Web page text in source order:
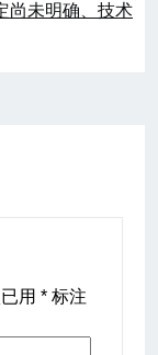
尚未明确、技术
用 * 标注